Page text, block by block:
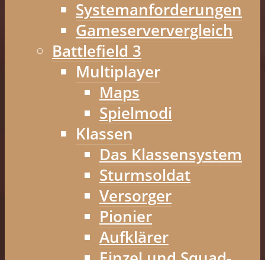
Systemanforderungen
Gameserververgleich
Battlefield 3
Multiplayer
Maps
Spielmodi
Klassen
Das Klassensystem
Sturmsoldat
Versorger
Pionier
Aufklärer